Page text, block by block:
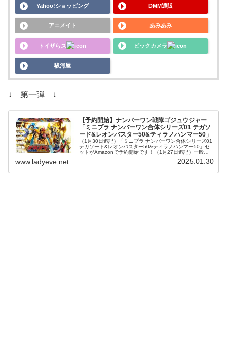
Yahoo!ショッピング DMM通販
アニメイト あみあみ
トイザらス ビックカメラ
駿河屋
↓ 第一弾 ↓
【予約開始】ナンバーワン戦隊ゴジュウジャー
「ミニプラ ナンバーワン合体シリーズ01 テガソ
ード&レオンバスター50&ティラノハンマー50」
（1月30日追記）「ミニプラ ナンバーワン合体シリーズ01
テガソード&レオンバスター50&ティラノハンマー50」セ
ットがAmazonで予約開始です！（1月27日追記）一般店
www.ladyeve.net 2025.01.30